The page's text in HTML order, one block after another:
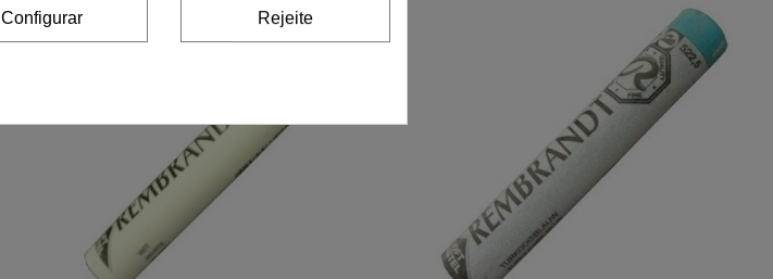
Configurar Rejeite